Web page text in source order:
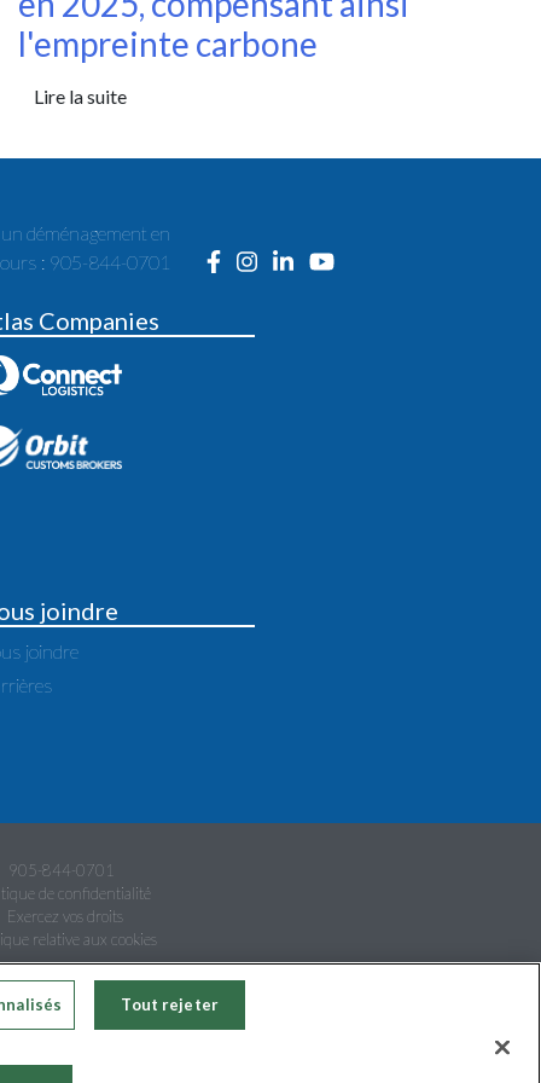
l'empreinte carbone
Lire la suite
déménagement en
: 905-844-0701
Companies
joindre
joindre
905-844-0701
de confidentialité
Exercez vos droits
relative aux cookies
Tout rejeter